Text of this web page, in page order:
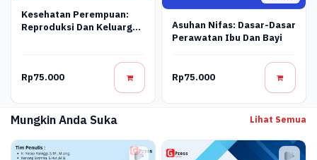
Kesehatan Perempuan:
Reproduksi Dan Keluarga
Rp75.000
Asuhan Nifas: Dasar-Dasar
Perawatan Ibu Dan Bayi
Rp75.000
Mungkin Anda Suka Lihat Semua